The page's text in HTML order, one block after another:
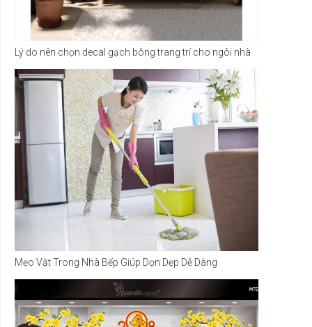
Lý do nên chọn decal gạch bông trang trí cho ngôi nhà
Mẹo Vặt Trong Nhà Bếp Giúp Dọn Dẹp Dễ Dàng